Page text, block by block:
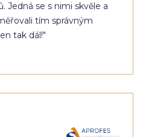
Jedná se s nimi skvěle a
tím správným
tak dál!"